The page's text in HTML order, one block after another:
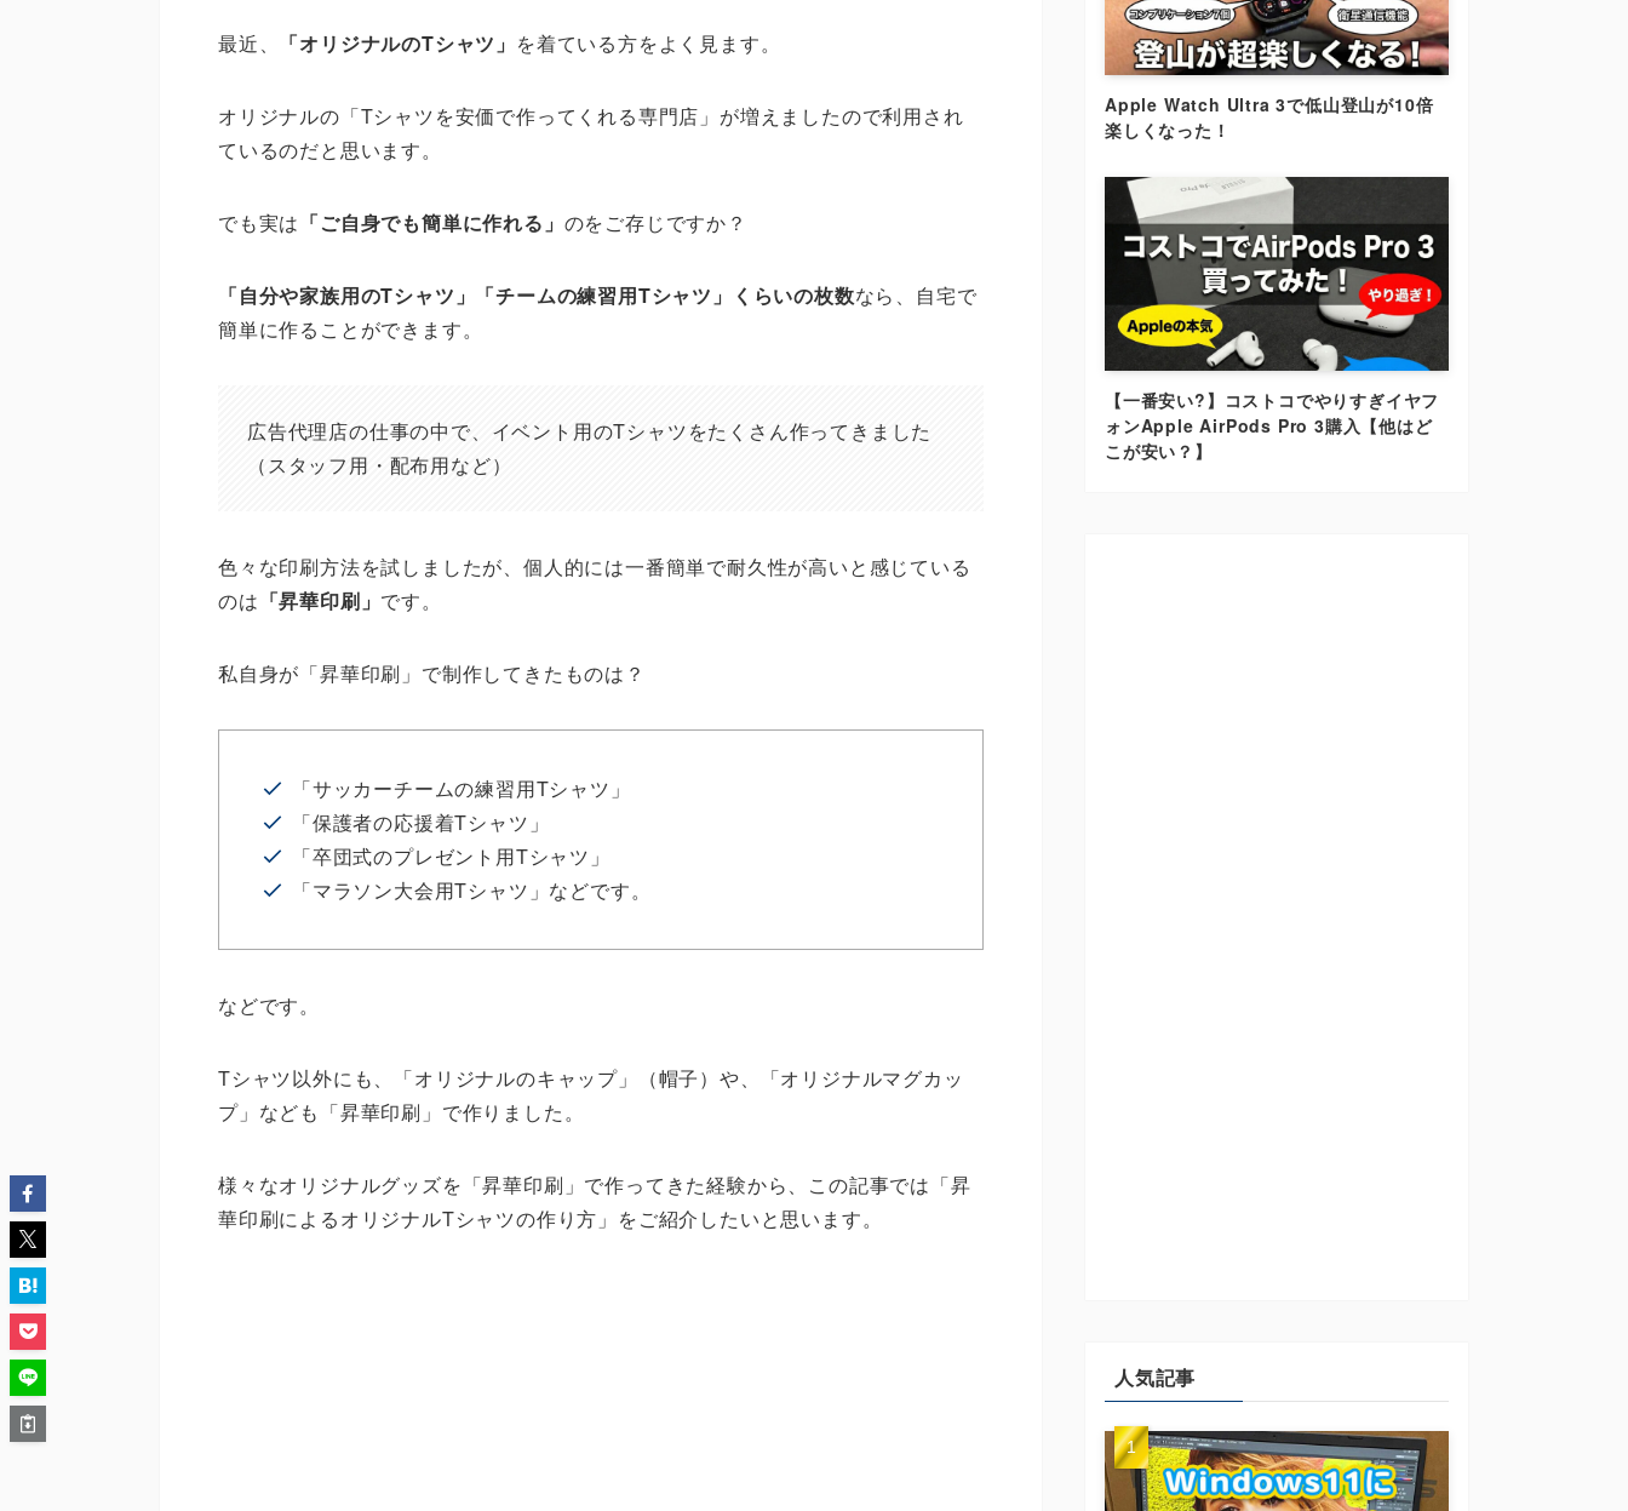
最近、 「オリジナルのTシャツ」 を着ている方をよく見ます。
オリジナルの「Tシャツを安価で作ってくれる専門店」が増えましたので利用され
ているのだと思います。
でも実は 「ご自身でも簡単に作れる」 のをご存じですか？
「自分や家族用のTシャツ」「チームの練習用Tシャツ」くらいの枚数なら、自宅で
簡単に作ることができます。
広告代理店の仕事の中で、イベント用のTシャツをたくさん作ってきました
（スタッフ用・配布用など）
色々な印刷方法を試しましたが、個人的には一番簡単で耐久性が高いと感じている
のは 「昇華印刷」 です。
私自身が「昇華印刷」で制作してきたものは？
「サッカーチームの練習用Tシャツ」
「保護者の応援着Tシャツ」
「卒団式のプレゼント用Tシャツ」
「マラソン大会用Tシャツ」などです。
などです。
Tシャツ以外にも、「オリジナルのキャップ」（帽子）や、「オリジナルマグカッ
プ」なども「昇華印刷」で作りました。
様々なオリジナルグッズを「昇華印刷」で作ってきた経験から、この記事では 「昇
華印刷によるオリジナルTシャツの作り方」 をご紹介したいと思います。
Apple Watch Ultra 3で低山登山が10倍
楽しくなった！
【一番安い?】コストコでやりすぎイヤフ
ォンApple AirPods Pro 3購入【他はど
こが安い？】
人気記事